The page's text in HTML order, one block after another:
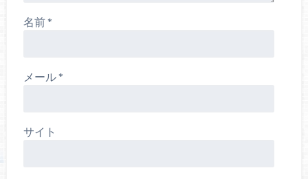
名前*
メール*
サイト